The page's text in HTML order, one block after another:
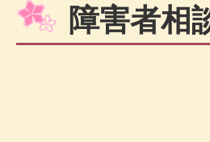
障害者相